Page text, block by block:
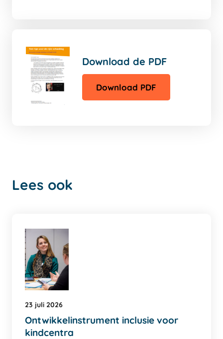
Download de PDF
Download PDF
Lees ook
23 juli 2026
Ontwikkelinstrument inclusie voor
kindcentra